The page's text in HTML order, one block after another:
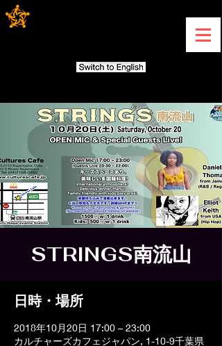
STRINGS南流山
日時・場所
2018年10月20日 17:00 – 23:00
カルチャーズカフェジャパン, 1-10-9千葉県